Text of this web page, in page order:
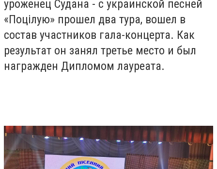
уроженец Судана - с украинской песней
«Поцілую» прошел два тура, вошел в
состав участников гала-концерта. Как
результат он занял третье место и был
награжден Дипломом лауреата.